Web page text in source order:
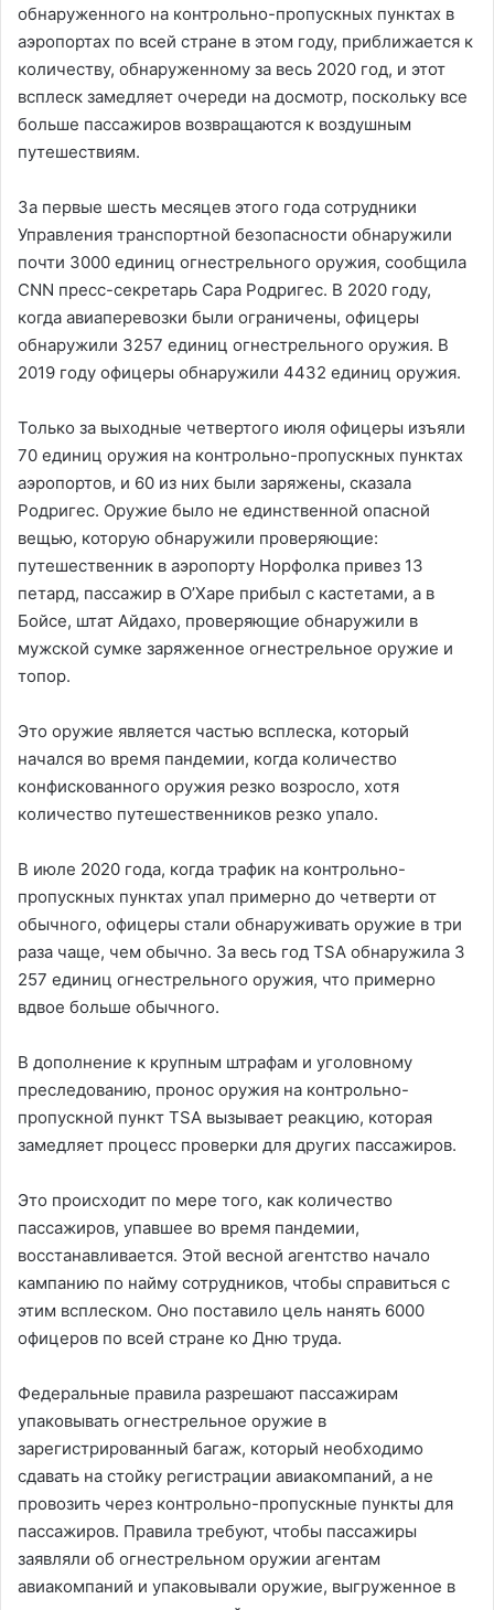
обнаруженного на контрольно-пропускных пунктах в
аэропортах по всей стране в этом году, приближается к
количеству, обнаруженному за весь 2020 год, и этот
всплеск замедляет очереди на досмотр, поскольку все
больше пассажиров возвращаются к воздушным
путешествиям.
За первые шесть месяцев этого года сотрудники
Управления транспортной безопасности обнаружили
почти 3000 единиц огнестрельного оружия, сообщила
CNN пресс-секретарь Сара Родригес. В 2020 году,
когда авиаперевозки были ограничены, офицеры
обнаружили 3257 единиц огнестрельного оружия. В
2019 году офицеры обнаружили 4432 единиц оружия.
Только за выходные четвертого июля офицеры изъяли
70 единиц оружия на контрольно-пропускных пунктах
аэропортов, и 60 из них были заряжены, сказала
Родригес. Оружие было не единственной опасной
вещью, которую обнаружили проверяющие:
путешественник в аэропорту Норфолка привез 13
петард, пассажир в О’Харе прибыл с кастетами, а в
Бойсе, штат Айдахо, проверяющие обнаружили в
мужской сумке заряженное огнестрельное оружие и
топор.
Это оружие является частью всплеска, который
начался во время пандемии, когда количество
конфискованного оружия резко возросло, хотя
количество путешественников резко упало.
В июле 2020 года, когда трафик на контрольно-
пропускных пунктах упал примерно до четверти от
обычного, офицеры стали обнаруживать оружие в три
раза чаще, чем обычно. За весь год TSA обнаружила 3 ​​
257 единиц огнестрельного оружия, что примерно
вдвое больше обычного.
В дополнение к крупным штрафам и уголовному
преследованию, пронос оружия на контрольно-
пропускной пункт TSA вызывает реакцию, которая
замедляет процесс проверки для других пассажиров.
Это происходит по мере того, как количество
пассажиров, упавшее во время пандемии,
восстанавливается. Этой весной агентство начало
кампанию по найму сотрудников, чтобы справиться с
этим всплеском. Оно поставило цель нанять 6000
офицеров по всей стране ко Дню труда.
Федеральные правила разрешают пассажирам
упаковывать огнестрельное оружие в
зарегистрированный багаж, который необходимо
сдавать на стойку регистрации авиакомпаний, а не
провозить через контрольно-пропускные пункты для
пассажиров. Правила требуют, чтобы пассажиры
заявляли об огнестрельном оружии агентам
авиакомпаний и упаковывали оружие, выгруженное в